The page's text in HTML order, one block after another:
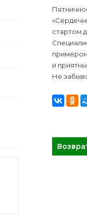
стартом
и
Не